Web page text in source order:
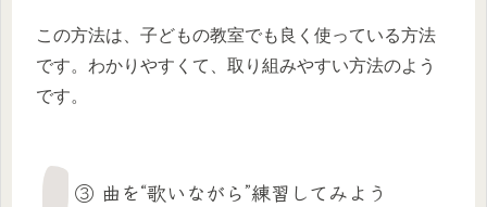
この方法は、子どもの教室でも良く使っている方法
です。わかりやすくて、取り組みやすい方法のよう
です。
③ 曲を“歌いながら”練習してみよう